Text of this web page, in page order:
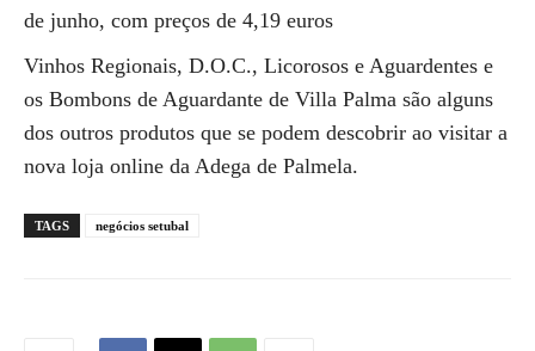
de junho, com preços de 4,19 euros
Vinhos Regionais, D.O.C., Licorosos e Aguardentes e
os Bombons de Aguardante de Villa Palma são alguns
dos outros produtos que se podem descobrir ao visitar a
nova loja online da Adega de Palmela.
TAGS negócios setubal